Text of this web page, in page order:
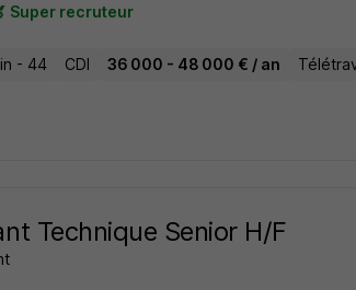
Super recruteur
- 44 CDI 36 000 - 48 000 € / an
Technique Senior H/F